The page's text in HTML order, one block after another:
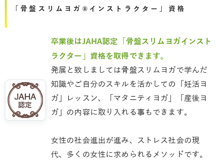
「骨盤スリムヨガ®インストラクター」資格
卒業後はJAHA認定「骨盤スリムヨガインスト
ラクター」資格を取得できます。
発展と致しましては骨盤スリムヨガで学んだ
知識やご自分のスキルを活かしての「妊活ヨ
ガ」レッスン、「マタニティヨガ」「産後ヨ
ガ」の内容に取り入れる事もできます。
女性の社会進出が進み、ストレス社会の現
代、多くの女性に求められるメソッドです。